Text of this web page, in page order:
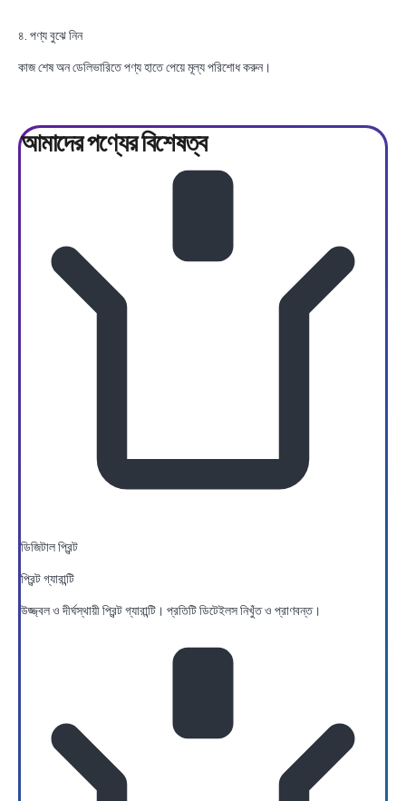
৪. পণ্য বুঝে নিন
কাজ শেষ অন ডেলিভারিতে পণ্য হাতে পেয়ে মূল্য পরিশোধ করুন।
আমাদের পণ্যেরবিশেষত্ব
ডিজিটাল প্রিন্ট
প্রিন্ট গ্যারান্টি
উজ্জ্বল ও দীর্ঘস্থায়ী প্রিন্ট গ্যারান্টি। প্রতিটি ডিটেইলস নিখুঁত ও প্রাণবন্ত।